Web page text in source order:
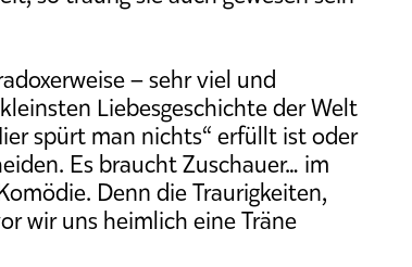
– sehr viel und
Liebesgeschichte der Welt
spürt man nichts“ erfüllt ist oder
Es braucht Zuschauer… im
Denn die Traurigkeiten,
wir uns heimlich eine Träne